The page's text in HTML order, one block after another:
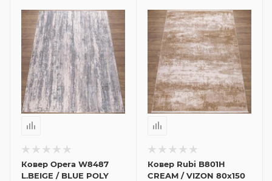
Ковер Opera W8487
L.BEIGE / BLUE POLY
Ковер Rubi B801H
CREAM / VIZON 80x150